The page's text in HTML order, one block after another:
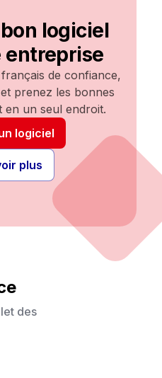
logiciel
entreprise
de confiance,
prenez les bonnes
un seul endroit.
logiciel
plus
des